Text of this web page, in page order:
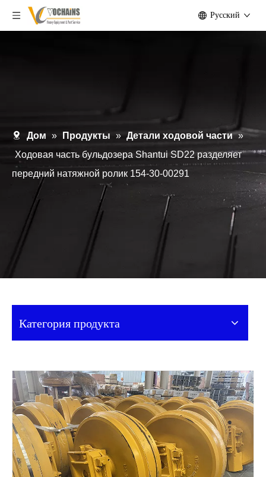
Pусский
Дом » Продукты » Детали ходовой части »
Ходовая часть бульдозера Shantui SD22 разделяет
передний натяжной ролик 154-30-00291
Категория продукта